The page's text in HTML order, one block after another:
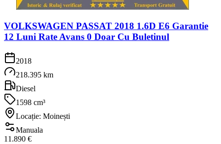
VOLKSWAGEN PASSAT 2018 1.6D E6 Garantie
12 Luni Rate Avans 0 Doar Cu Buletinul
2018
218.395 km
Diesel
1598 cm³
Locație: Moinești
Manuala
11.890 €